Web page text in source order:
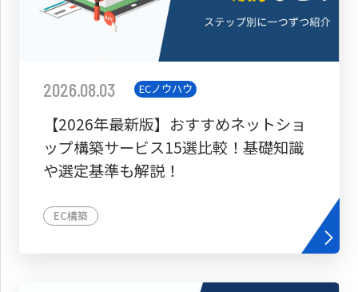
2026.08.03 ECノウハウ
【2026年最新版】おすすめネットショ
ップ構築サービス15選比較！基礎知識
や選定基準も解説！
EC構築